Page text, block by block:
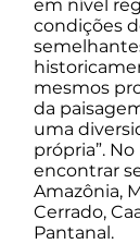
em nível
condições
mesmos
da
uma
própria”.
encontrar
Amazônia,
Cerrado,
Pantanal.